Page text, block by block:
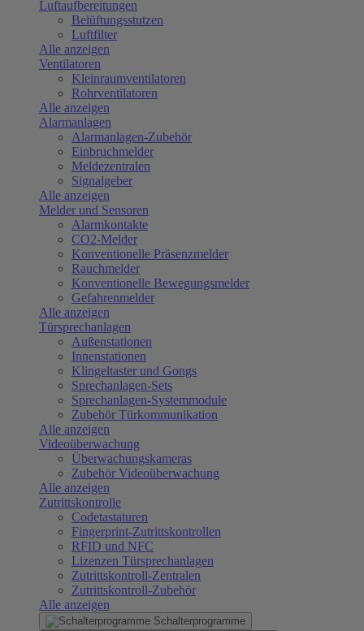
Luftaufbereitungen
Belüftungsstutzen
Luftfilter
Alle anzeigen
Ventilatoren
Kleinraumventilatoren
Rohrventilatoren
Alle anzeigen
Alarmanlagen
Alarmanlagen-Zubehör
Einbruchmelder
Meldezentralen
Signalgeber
Alle anzeigen
Melder und Sensoren
Alarmkontakte
CO2-Melder
Konventionelle Präsenzmelder
Rauchmelder
Konventionelle Bewegungsmelder
Gefahrenmelder
Alle anzeigen
Türsprechanlagen
Außenstationen
Innenstationen
Klingeltaster und Gongs
Sprechanlagen-Sets
Sprechanlagen-Systemmodule
Zubehör Türkommunikation
Alle anzeigen
Videoüberwachung
Überwachungskameras
Zubehör Videoüberwachung
Alle anzeigen
Zutrittskontrolle
Codetastaturen
Fingerprint-Zutrittskontrollen
RFID und NFC
Lizenzen Türsprechanlagen
Zutrittskontroll-Zentralen
Zutrittskontroll-Zubehör
Alle anzeigen
Schalterprogramme